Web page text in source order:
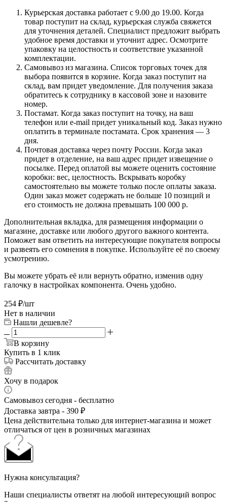
Курьерская доставка работает с 9.00 до 19.00. Когда
товар поступит на склад, курьерская служба свяжется
для уточнения деталей. Специалист предложит выбрать
удобное время доставки и уточнит адрес. Осмотрите
упаковку на целостность и соответствие указанной
комплектации.
Самовывоз из магазина. Список торговых точек для
выбора появится в корзине. Когда заказ поступит на
склад, вам придет уведомление. Для получения заказа
обратитесь к сотруднику в кассовой зоне и назовите
номер.
Постамат. Когда заказ поступит на точку, на ваш
телефон или e-mail придет уникальный код. Заказ нужно
оплатить в терминале постамата. Срок хранения — 3
дня.
Почтовая доставка через почту России. Когда заказ
придет в отделение, на ваш адрес придет извещение о
посылке. Перед оплатой вы можете оценить состояние
коробки: вес, целостность. Вскрывать коробку
самостоятельно вы можете только после оплаты заказа.
Один заказ может содержать не больше 10 позиций и
его стоимость не должна превышать 100 000 р.
Дополнительная вкладка, для размещения информации о
магазине, доставке или любого другого важного контента.
Поможет вам ответить на интересующие покупателя вопросы
и развеять его сомнения в покупке. Используйте её по своему
усмотрению.
Вы можете убрать её или вернуть обратно, изменив одну
галочку в настройках компонента. Очень удобно.
254 ₽/шт
Нет в наличии
Нашли дешевле?
В корзину
Купить в 1 клик
Рассчитать доставку
Хочу в подарок
Самовывоз сегодня - бесплатно
Доставка завтра - 390 ₽
Цена действительна только для интернет-магазина и может
отличаться от цен в розничных магазинах
Нужна консультация?
Наши специалисты ответят на любой интересующий вопрос